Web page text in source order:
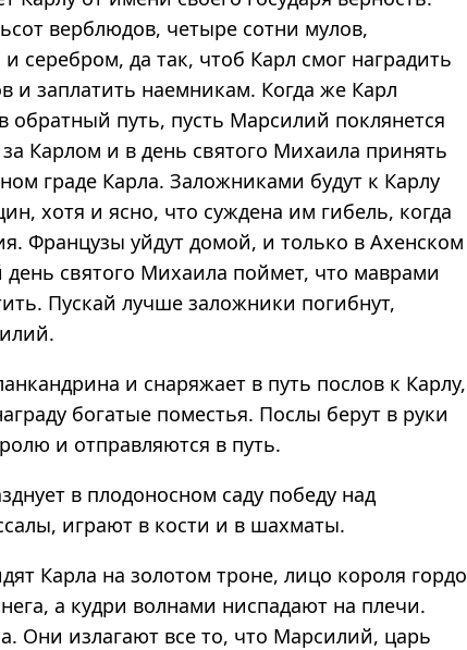
верблюдов, четыре сотни мулов,
серебром, да так, чтоб Карл смог наградить
и заплатить наемникам. Когда же Карл
обратный путь, пусть Марсилий поклянется
Карлом и в день святого Михаила принять
граде Карла. Заложниками будут к Карлу
хотя и ясно, что суждена им гибель, когда
Французы уйдут домой, и только в Ахенском
святого Михаила поймет, что маврами
Пускай лучше заложники погибнут,
и снаряжает в путь послов к Карлу,
богатые поместья. Послы берут в руки
и отправляются в путь.
в плодоносном саду победу над
играют в кости и в шахматы.
Карла на золотом троне, лицо короля гордо
а кудри волнами ниспадают на плечи.
Они излагают все то, что Марсилий, царь